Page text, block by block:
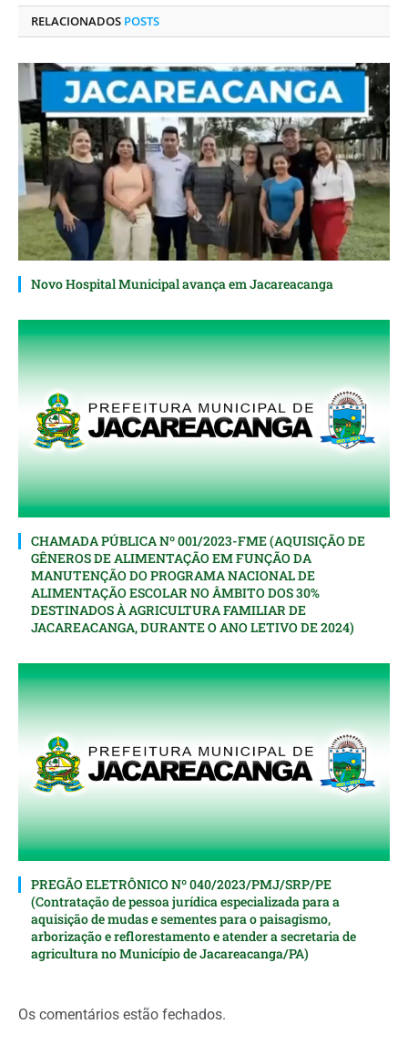
RELACIONADOS POSTS
Novo Hospital Municipal avança em Jacareacanga
CHAMADA PÚBLICA Nº 001/2023-FME (AQUISIÇÃO DE
GÊNEROS DE ALIMENTAÇÃO EM FUNÇÃO DA
MANUTENÇÃO DO PROGRAMA NACIONAL DE
ALIMENTAÇÃO ESCOLAR NO ÂMBITO DOS 30%
DESTINADOS À AGRICULTURA FAMILIAR DE
JACAREACANGA, DURANTE O ANO LETIVO DE 2024)
PREGÃO ELETRÔNICO Nº 040/2023/PMJ/SRP/PE
(Contratação de pessoa jurídica especializada para a
aquisição de mudas e sementes para o paisagismo,
arborização e reflorestamento e atender a secretaria de
agricultura no Município de Jacareacanga/PA)
Os comentários estão fechados.